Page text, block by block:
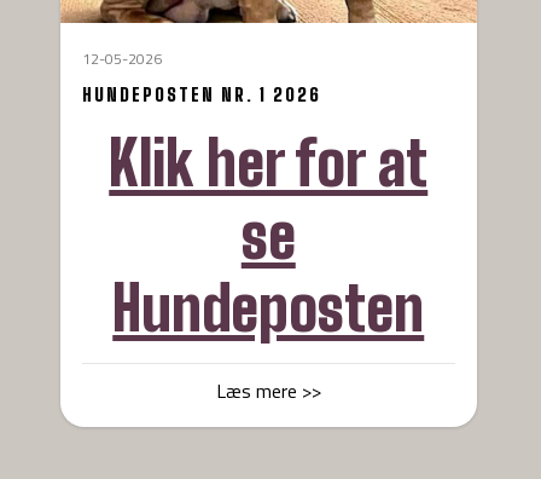
12-05-2026
HUNDEPOSTEN NR. 1 2026
Klik her for at
se
Hundeposten
Læs mere >>